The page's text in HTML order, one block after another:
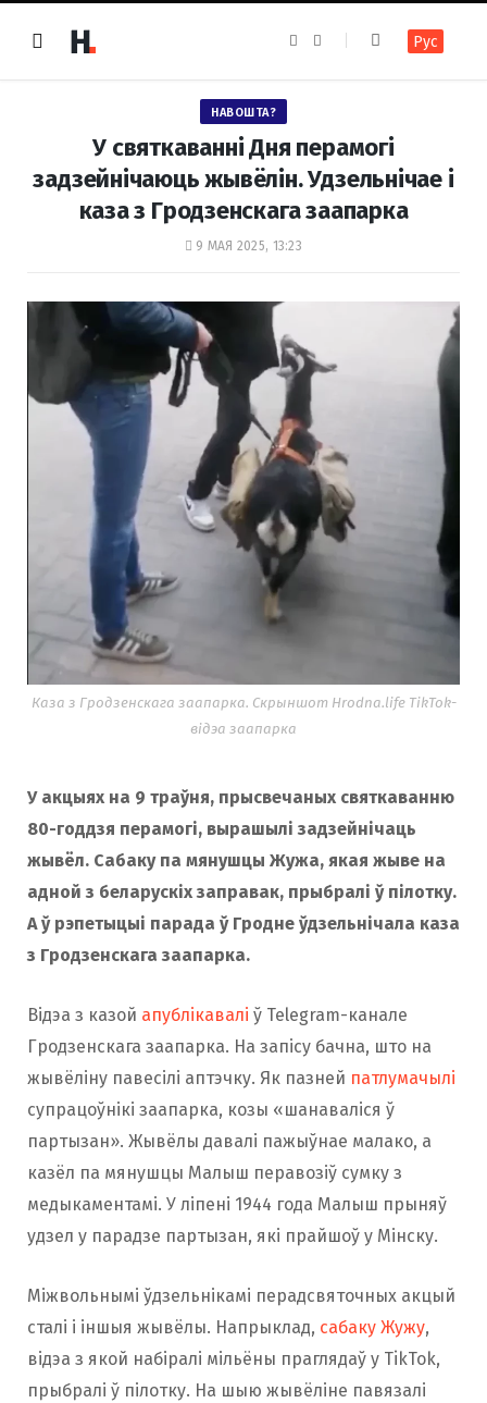
e
k
t
a
m
Рус
НАВОШТА?
У святкаванні Дня перамогі
задзейнічаюць жывёлін. Удзельнічае і
каза з Гродзенскага заапарка
9 МАЯ 2025, 13:23
Каза з Гродзенскага заапарка. Скрыншот Hrodna.life TikTok-
відэа заапарка
У акцыях на 9 траўня, прысвечаных святкаванню
80-годдзя перамогі, вырашылі задзейнічаць
жывёл. Сабаку па мянушцы Жужа, якая жыве на
адной з беларускіх заправак, прыбралі ў пілотку.
А ў рэпетыцыі парада ў Гродне ўдзельнічала каза
з Гродзенскага заапарка.
Відэа з казой апублікавалі ў Telegram-канале
Гродзенскага заапарка. На запісу бачна, што на
жывёліну павесілі аптэчку. Як пазней патлумачылі
супрацоўнікі заапарка, козы «шанаваліся ў
партызан». Жывёлы давалі пажыўнае малако, а
казёл па мянушцы Малыш перавозіў сумку з
медыкаментамі. У ліпені 1944 года Малыш прыняў
удзел у парадзе партызан, які прайшоў у Мінску.
Міжвольнымі ўдзельнікамі перадсвяточных акцый
сталі і іншыя жывёлы. Напрыклад, сабаку Жужу,
відэа з якой набіралі мільёны праглядаў у TikTok,
прыбралі ў пілотку. На шыю жывёліне павязалі